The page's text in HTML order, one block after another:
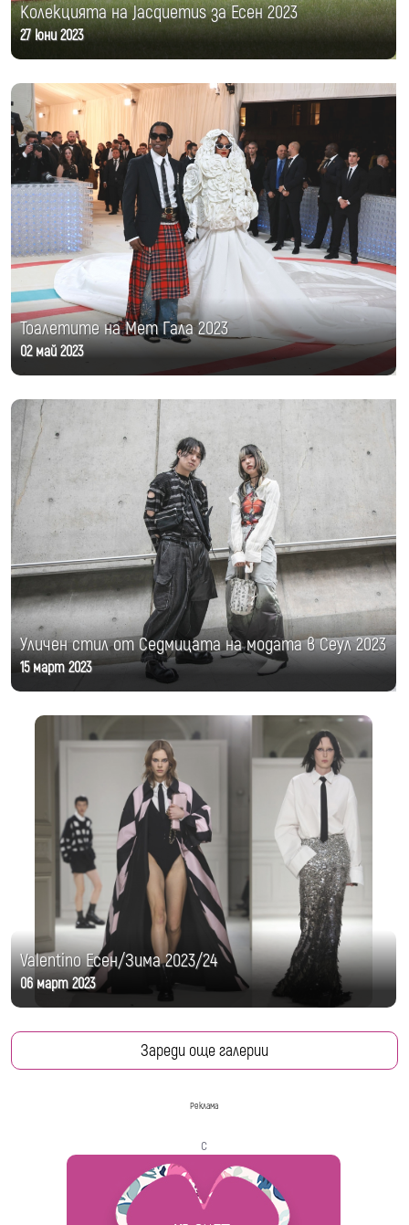
Колекцията на Jacquemus за Есен 2023
27 юни 2023
Тоалетите на Мет Гала 2023
02 май 2023
Уличен стил от Седмицата на модата в Сеул 2023
15 март 2023
Valentino Есен/Зима 2023/24
06 март 2023
Зареди още галерии
Реклама
с